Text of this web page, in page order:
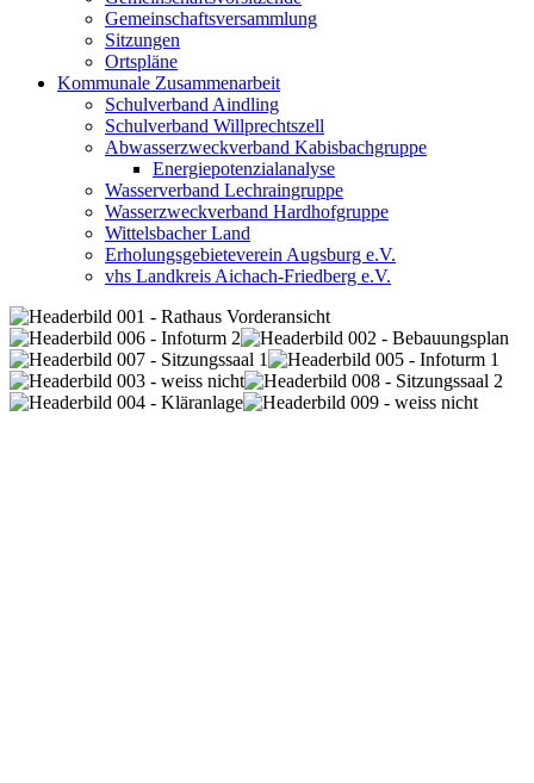
Gemeinschaftsversammlung
Sitzungen
Ortspläne
Kommunale Zusammenarbeit
Schulverband Aindling
Schulverband Willprechtszell
Abwasserzweckverband Kabisbachgruppe
Energiepotenzialanalyse
Wasserverband Lechraingruppe
Wasserzweckverband Hardhofgruppe
Wittelsbacher Land
Erholungsgebieteverein Augsburg e.V.
vhs Landkreis Aichach-Friedberg e.V.